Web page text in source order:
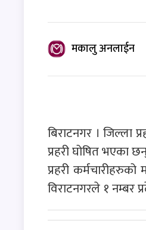
मकालु अनलाईन
बिराटनगर । जिल्ला
प्रहरी घोषित भएका
प्रहरी
विराटनगरले १ नम्बर